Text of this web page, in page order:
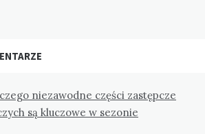
niezawodne części zastępcze
są kluczowe w sezonie